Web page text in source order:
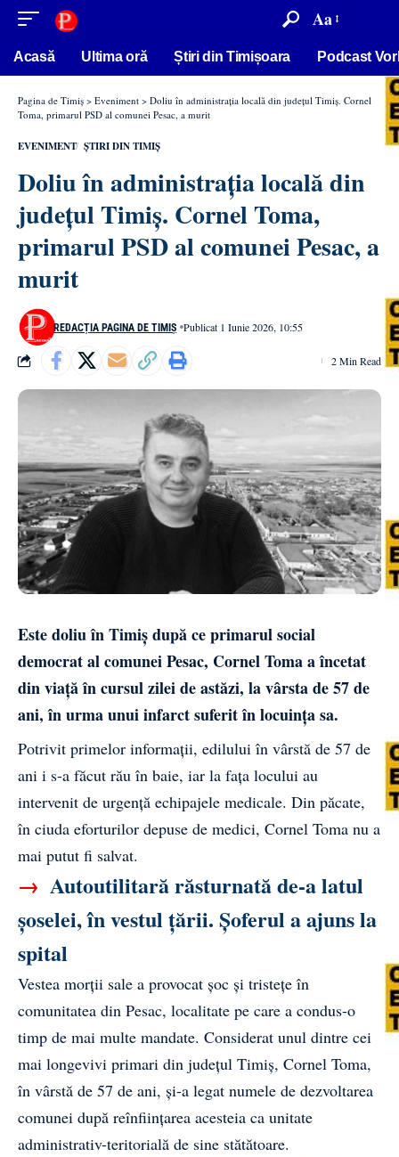
conținut Aa
Acasă Ultima oră Știri din Timișoara Podcast
Pagina de Timiș > Eveniment > Doliu în administrația locală din județul Timiș. Cornel
Toma, primarul PSD al comunei Pesac, a murit
EVENIMENT ȘTIRI DIN TIMIȘ
Doliu în administrația locală din
județul Timiș. Cornel Toma,
primarul PSD al comunei Pesac, a
murit
REDACȚIA PAGINA DE TIMIȘ Publicat 1 Iunie 2026, 10:55
2 Min Read
Este doliu în Timiș după ce primarul social
democrat al comunei Pesac, Cornel Toma a încetat
din viață în cursul zilei de astăzi, la vârsta de 57 de
ani, în urma unui infarct suferit în locuința sa.
Potrivit primelor informații, edilului în vârstă de 57 de
ani i s-a făcut rău în baie, iar la fața locului au
intervenit de urgență echipajele medicale. Din păcate,
în ciuda eforturilor depuse de medici, Cornel Toma nu a
mai putut fi salvat.
→ Autoutilitară răsturnată de-a latul
șoselei, în vestul țării. Șoferul a ajuns la
spital
Vestea morții sale a provocat șoc și tristețe în
comunitatea din Pesac, localitate pe care a condus-o
timp de mai multe mandate. Considerat unul dintre cei
mai longevivi primari din județul Timiș, Cornel Toma,
în vârstă de 57 de ani, și-a legat numele de dezvoltarea
comunei după reînființarea acesteia ca unitate
administrativ-teritorială de sine stătătoare.